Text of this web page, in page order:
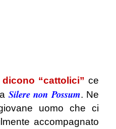
“cattolici” ce
Silere non Possum. Ne
uomo che ci
accompagnato